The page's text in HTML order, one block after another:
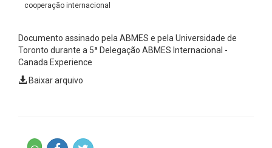
cooperação internacional
Documento assinado pela ABMES e pela Universidade de
Toronto durante a 5ª Delegação ABMES Internacional -
Canada Experience
Baixar arquivo